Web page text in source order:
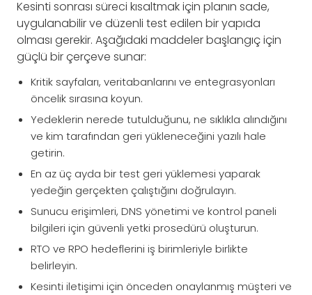
Kesinti sonrası süreci kısaltmak için planın sade,
uygulanabilir ve düzenli test edilen bir yapıda
olması gerekir. Aşağıdaki maddeler başlangıç için
güçlü bir çerçeve sunar:
Kritik sayfaları, veritabanlarını ve entegrasyonları
öncelik sırasına koyun.
Yedeklerin nerede tutulduğunu, ne sıklıkla alındığını
ve kim tarafından geri yükleneceğini yazılı hale
getirin.
En az üç ayda bir test geri yüklemesi yaparak
yedeğin gerçekten çalıştığını doğrulayın.
Sunucu erişimleri, DNS yönetimi ve kontrol paneli
bilgileri için güvenli yetki prosedürü oluşturun.
RTO ve RPO hedeflerini iş birimleriyle birlikte
belirleyin.
Kesinti iletişimi için önceden onaylanmış müşteri ve